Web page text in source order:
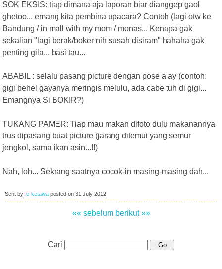
SOK EKSIS: tiap dimana aja laporan biar dianggep gaol
ghetoo... emang kita pembina upacara? Contoh (lagi otw ke
Bandung / in mall with my mom / monas... Kenapa gak
sekalian "lagi berak/boker nih susah disiram" hahaha gak
penting gila... basi tau...
ABABIL : selalu pasang picture dengan pose alay (contoh:
gigi behel gayanya meringis melulu, ada cabe tuh di gigi...
Emangnya Si BOKIR?)
TUKANG PAMER: Tiap mau makan difoto dulu makanannya
trus dipasang buat picture (jarang ditemui yang semur
jengkol, sama ikan asin...!!)
Nah, loh... Sekrang saatnya cocok-in masing-masing dah...
Sent by: e-ketawa posted on 31 July 2012
«« sebelum berikut »»
Cari